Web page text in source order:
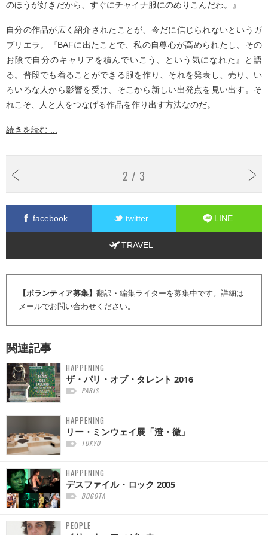
のほうが好きだから、すぐにチャイナ服にのめりこんだわ。』
自分の作品が広く紹介されたことが、今だに信じられないというガ
ブリエラ。『BAFに出たことで、私の自尊心が高められたし、その
お陰で自分のキャリアを積んでいこう、という気になれた』と語
る。普段でも着ることができる服を作り、それを発表し、売り、い
ろいろな人から影響を受け、そこから新しい出発点を見い出す。そ
れこそ、人と人をつなげる作品を作り出す方法なのだ。
続きを読む ...
2 / 3
facebook twitter LINE
TRAVEL
【ボランティア募集】 翻訳・編集ライターを募集中です。詳細は
メールでお問い合わせください。
関連記事
HAPPENING
ザ・パリ・オブ・タレント 2016
PARIS
HAPPENING
リー・ミンウェイ展「澄・微」
TOKYO
HAPPENING
デスファイル・ロック 2005
BOGOTA
PEOPLE